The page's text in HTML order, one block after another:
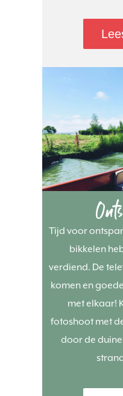
Tijd voor
bikkelen
verdiend. De
komen en
met elkaar!
fotoshoot met
door de